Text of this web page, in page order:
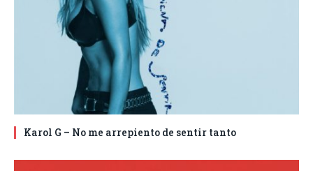
Karol G – No me arrepiento de sentir tanto